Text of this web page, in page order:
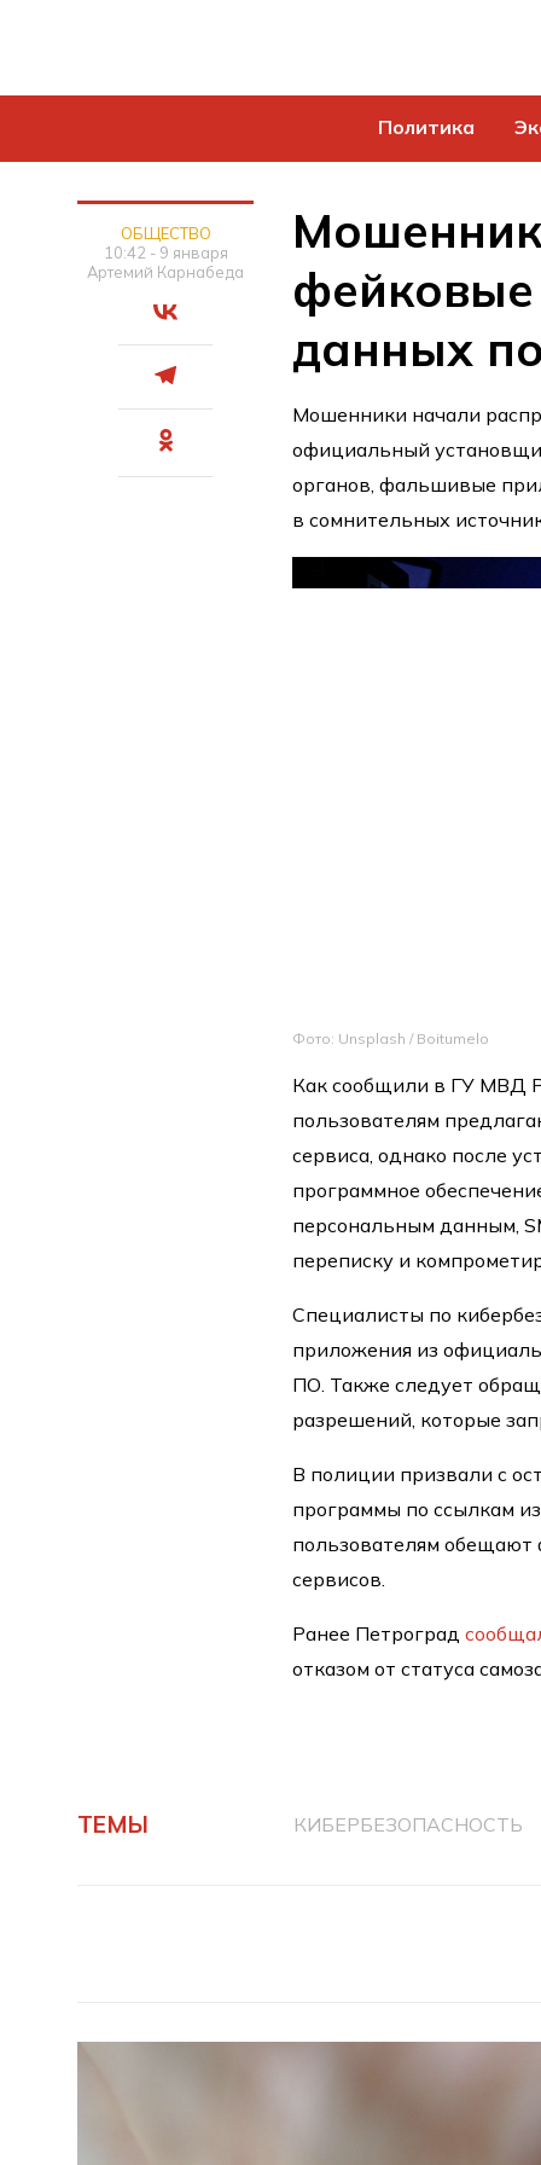
Политика
ОБЩЕСТВО
10:42 - 9 января
Артемий Карнабеда
данных
Мошенники начали
официальный
органов, фальшивые
в сомнительных
Фото: Unsplash / Boitumelo
Как сообщили в ГУ МВД
пользователям
сервиса, однако после
программное
персональным данным,
переписку и
Специалисты по
приложения из
ПО. Также следует
разрешений, которые
В полиции призвали с
программы по ссылкам
пользователям
сервисов.
Ранее Петроград
отказом от статуса
ТЕМЫ КИБЕРБЕЗОПАСНОСТЬ